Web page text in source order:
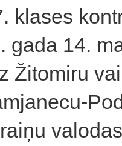
klases
gada 14.
Žitomiru